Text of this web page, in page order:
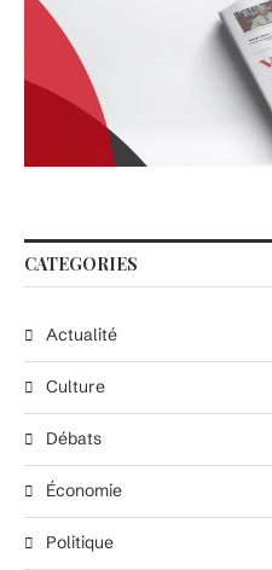
CATEGORIES
Actualité
Culture
Débats
Économie
Politique